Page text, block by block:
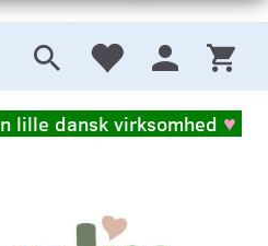
lille dansk virksomhed ♥